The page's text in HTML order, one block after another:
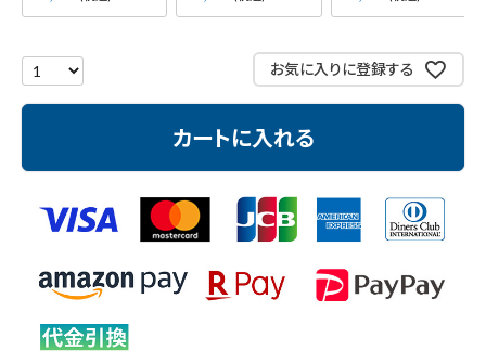
コンテンツ
お気に入りに登録する
カートに入れる